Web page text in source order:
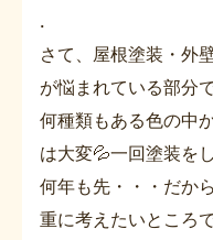
.
さて、屋根塗装・外
が悩まれている部分
何種類もある色の中
は大変💦一回塗装を
何年も先・・・だか
重に考えたいところ